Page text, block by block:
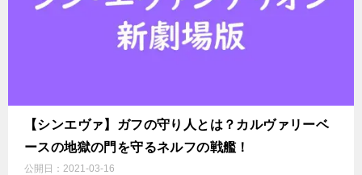
【シンエヴァ】ガフの守り人とは？カルヴァリーベ
ースの地獄の門を守るネルフの戦艦！
公開日： 2021-03-16